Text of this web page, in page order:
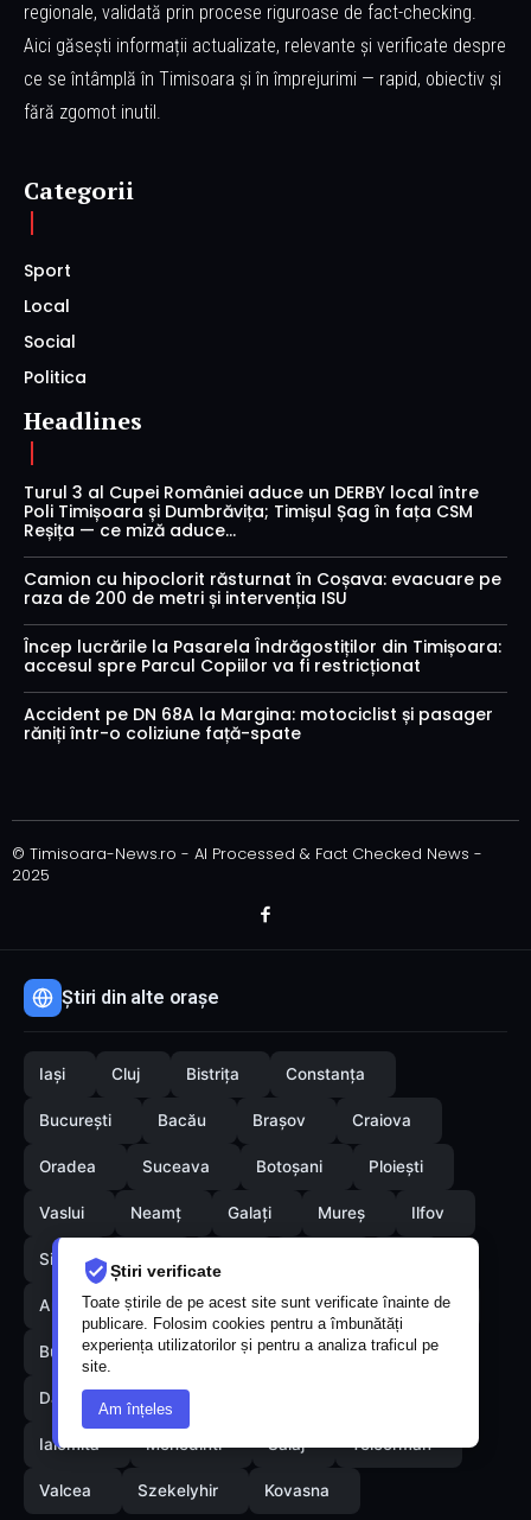
Știri verificate
Toate știrile de pe acest site sunt verificate înainte de
publicare. Folosim cookies pentru a îmbunătăți
experiența utilizatorilor și pentru a analiza traficul pe
site.
Am înțeles
regionale, validată prin procese riguroase de fact-checking.
Aici găsești informații actualizate, relevante și verificate despre
ce se întâmplă în Timisoara și în împrejurimi — rapid, obiectiv și
fără zgomot inutil.
Categorii
Sport
Local
Social
Politica
Headlines
Turul 3 al Cupei României aduce un DERBY local între
Poli Timișoara și Dumbrăvița; Timișul Șag în fața CSM
Reșița — ce miză aduce...
Camion cu hipoclorit răsturnat în Coșava: evacuare pe
raza de 200 de metri și intervenția ISU
Încep lucrările la Pasarela Îndrăgostiților din Timișoara:
accesul spre Parcul Copiilor va fi restricționat
Accident pe DN 68A la Margina: motociclist și pasager
răniți într-o coliziune față-spate
© Timisoara-News.ro - AI Processed & Fact Checked News -
2025
Știri din alte orașe
Iași Cluj Bistrița Constanța
București Bacău Brașov Craiova
Oradea Suceava Botoșani Ploiești
Vaslui Neamț Galați Mureș Ilfov
Sibiu
Arges Maramures Vrancea Satumare
Buzau Braila Calarasi Caras-Severin
Dambovita Giurgiu
Ialomita Mehedinti Salaj Teleorman
Valcea Szekelyhir Kovasna